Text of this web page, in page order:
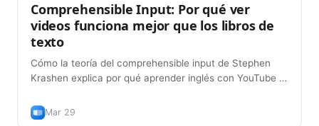
Métodos de aprendizaje
Comprehensible Input: Por qué ver
videos funciona mejor que los libros de
texto
Cómo la teoría del comprehensible input de Stephen
Krashen explica por qué aprender inglés con YouTube y
libros de texto.
Mar 29